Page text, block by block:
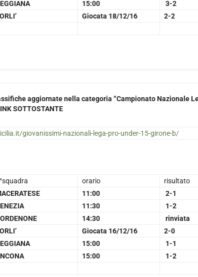
15:00
3-2
Giocata 18/12/16
2-2
aggiornate nella categoria “Campionato Nazionale
SOTTOSTANTE
giovanissimi-nazionali-lega-pro-under-15-girone-b/
orario
risultato
11:00
2-1
11:30
1-2
14:30
rinviata
Giocata 16/12/16
2-0
15:00
1-1
15:00
1-2